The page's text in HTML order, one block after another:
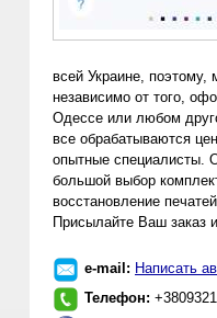
всей Украине,
независимо от того,
Одессе или любом
все обрабатываются
опытные специалисты.
большой выбор
восстановление
Присылайте Ваш заказ
e-mail: Написать
Телефон: